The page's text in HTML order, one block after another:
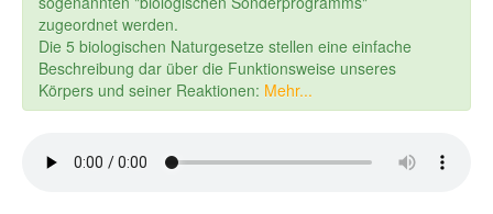
zugeordnet werden.
Die 5 biologischen Naturgesetze stellen eine einfache
Beschreibung dar über die Funktionsweise unseres
Körpers und seiner Reaktionen: Mehr...